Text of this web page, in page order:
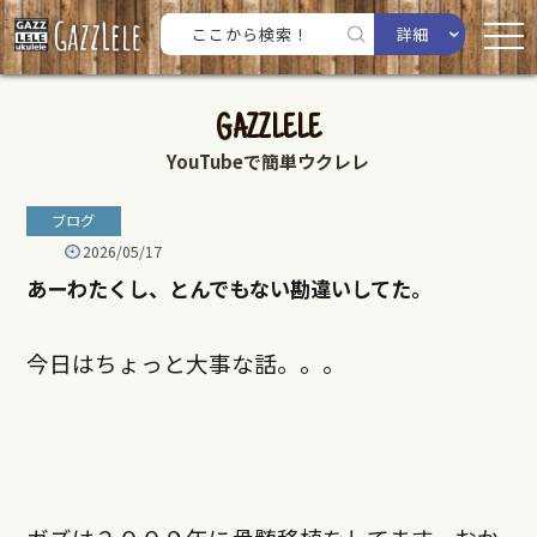
詳細
GAZZLELE
YouTubeで簡単ウクレレ
ブログ
2026/05/17
あーわたくし、とんでもない勘違いしてた。
今日はちょっと大事な話。。。